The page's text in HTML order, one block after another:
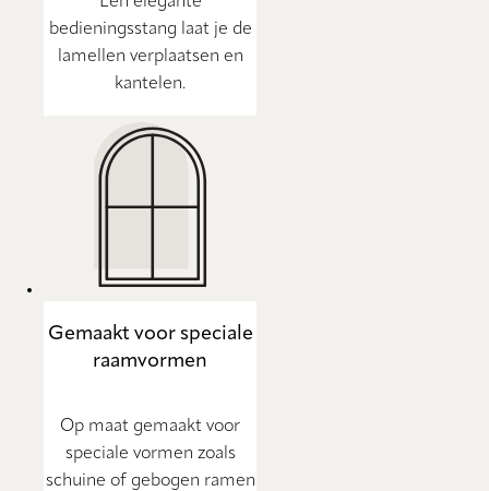
bedieningsstang laat je de
lamellen verplaatsen en
kantelen.
Gemaakt voor speciale
raamvormen
Op maat gemaakt voor
speciale vormen zoals
schuine of gebogen ramen